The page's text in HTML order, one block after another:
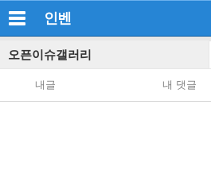
인벤
오픈이슈갤러리
내글 내 댓글